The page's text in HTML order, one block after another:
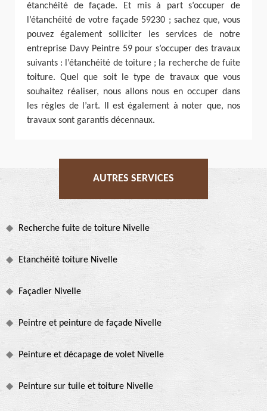
étanchéité de façade. Et mis à part s’occuper de
l’étanchéité de votre façade 59230 ; sachez que, vous
pouvez également solliciter les services de notre
entreprise Davy Peintre 59 pour s’occuper des travaux
suivants : l’étanchéité de toiture ; la recherche de fuite
toiture. Quel que soit le type de travaux que vous
souhaitez réaliser, nous allons nous en occuper dans
les règles de l’art. Il est également à noter que, nos
travaux sont garantis décennaux.
AUTRES SERVICES
Recherche fuite de toiture Nivelle
Etanchéité toiture Nivelle
Façadier Nivelle
Peintre et peinture de façade Nivelle
Peinture et décapage de volet Nivelle
Peinture sur tuile et toiture Nivelle